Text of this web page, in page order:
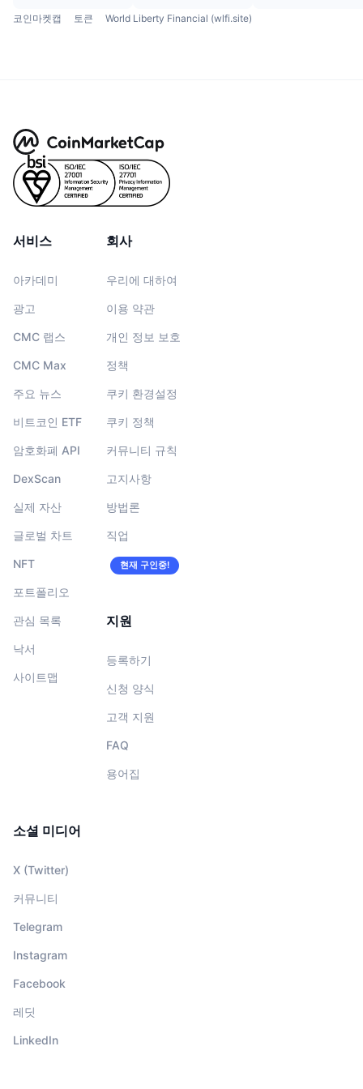
코인마켓캡 토큰 World Liberty Financial (wlfi.site)
서비스
아카데미
광고
CMC 랩스
CMC Max
주요 뉴스
비트코인 ETF
암호화폐 API
DexScan
실제 자산
글로벌 차트
NFT
포트폴리오
관심 목록
낙서
사이트맵
회사
우리에 대하여
이용 약관
개인 정보 보호
정책
쿠키 환경설정
쿠키 정책
커뮤니티 규칙
고지사항
방법론
직업
현재 구인중!
지원
등록하기
신청 양식
고객 지원
FAQ
용어집
소셜 미디어
X (Twitter)
커뮤니티
Telegram
Instagram
Facebook
레딧
LinkedIn